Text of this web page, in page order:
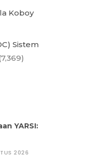
Koboy
Sistem
YARSI:
2026